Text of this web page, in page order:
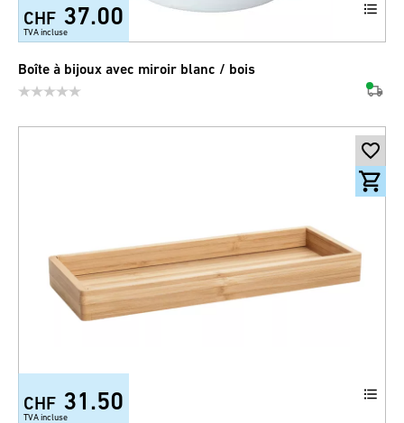
CHF 37.00
TVA incluse
Boîte à bijoux avec miroir blanc / bois
CHF 31.50
TVA incluse